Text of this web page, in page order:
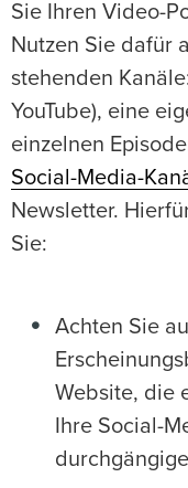
Sie Ihren Video-
Nutzen Sie dafür
stehenden
YouTube), eine
einzelnen
Social-Media-
Newsletter.
Sie:
Achten Sie
Website, die
Ihre Social-